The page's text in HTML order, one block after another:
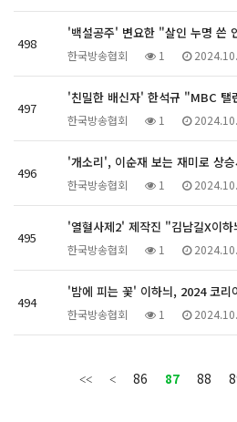
498
'백설공주' 변요한 "살인 누명 쓴
한국방송협회 1
497
'친밀한 배신자' 한석규 "MBC
한국방송협회 1
496
'개소리', 이순재 보는 재미로 상
한국방송협회 1
495
'열혈사제2' 제작진 "김남길X이
한국방송협회 1
494
'밤에 피는 꽃' 이하늬, 2024 코
한국방송협회 1
86 87 88